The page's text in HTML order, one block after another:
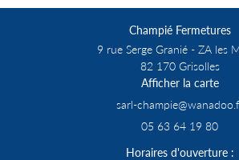
Champié Fermetures
9 rue Serge Granié - ZA les
82 170 Grisolles
Afficher la carte
05 63 64 19 80
Horaires d'ouverture :